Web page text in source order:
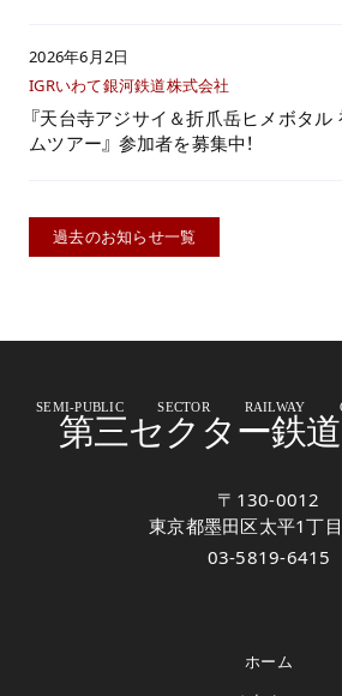
2026年6月2日
IGRいわて銀河鉄道株式会社
『天台寺アジサイ＆折爪岳ヒメボタ
ムツアー』 参加者を募集中！
過去のお知らせ一覧
SEMI-PUBLIC SECTOR RAILWAY
第三セクター鉄
〒130-0012
東京都墨田区太平1丁
03-5819-6415
ホーム